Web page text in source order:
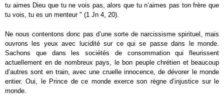
tu aimes Dieu que tu ne vois pas, alors que tu n’aimes pas ton frère que
tu vois, tu es un menteur " (1 Jn 4, 20).
Ne nous contentons donc pas d’une sorte de narcissisme spirituel, mais
ouvrons les yeux avec lucidité sur ce qui se passe dans le monde.
Sachons que dans les sociétés de consommation qui fleurissent
actuellement en de nombreux pays, le bon peuple chrétien et beaucoup
d’autres sont en train, avec une cruelle innocence, de dévorer le monde
entier. Oui, le Prince de ce monde exerce son règne d’injustice sur le
monde.